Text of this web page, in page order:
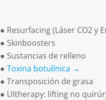
● Resurfacing (Láser CO2 y
● Skinboosters
● Sustancias de relleno
● Toxina botulínica →
● Transposición de grasa
● Ultherapy: lifting no